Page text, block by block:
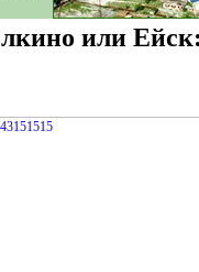
или Ейск: